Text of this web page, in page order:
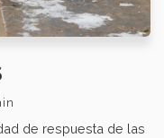
de respuesta de las